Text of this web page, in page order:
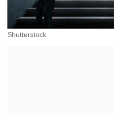
Shutterstock